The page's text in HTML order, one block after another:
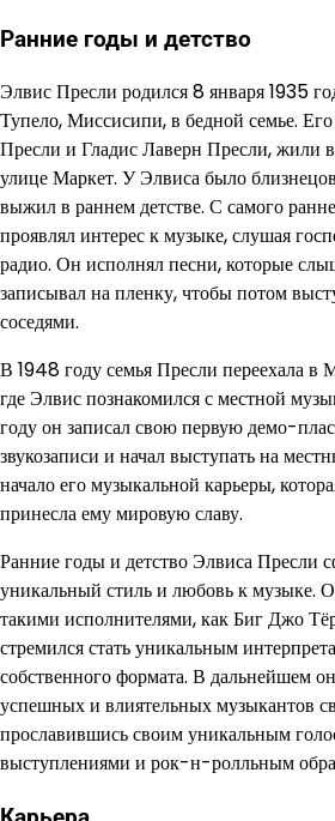
Ранние годы и детство
Элвис Пресли родился 8 января 1935
Тупело, Миссисипи, в бедной семье.
Пресли и Гладис Лаверн Пресли, жили
улице Маркет. У Элвиса было
выжил в раннем детстве. С самого
проявлял интерес к музыке, слушая
радио. Он исполнял песни, которые
записывал на пленку, чтобы потом
соседями.
В 1948 году семья Пресли переехала в
где Элвис познакомился с местной
году он записал свою первую демо-
звукозаписи и начал выступать на
начало его музыкальной карьеры,
принесла ему мировую славу.
Ранние годы и детство Элвиса Пресли
уникальный стиль и любовь к музыке.
такими исполнителями, как Биг Джо
стремился стать уникальным
собственного формата. В дальнейшем
успешных и влиятельных музыкантов
прославившись своим уникальным
выступлениями и рок-н-ролльным